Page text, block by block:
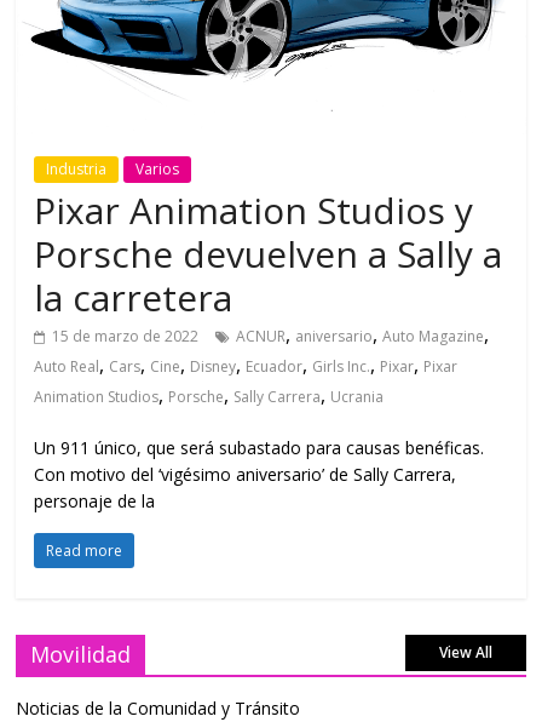
Industria Varios
Pixar Animation Studios y
Porsche devuelven a Sally a
la carretera
15 de marzo de 2022 ACNUR, aniversario,Auto Magazine,
Auto Real, Cars, Cine, Disney, Ecuador, Girls Inc., Pixar, Pixar
Animation Studios, Porsche, Sally Carrera, Ucrania
Un 911 único, que será subastado para causas benéficas.
Con motivo del ‘vigésimo aniversario’ de Sally Carrera,
personaje de la
Read more
Movilidad View All
Noticias de la Comunidad y Tránsito